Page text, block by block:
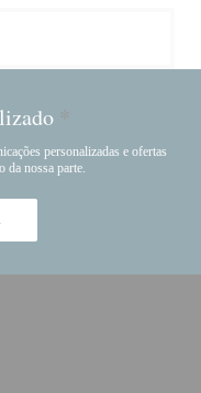
*
personalizadas e ofertas
nossa parte.